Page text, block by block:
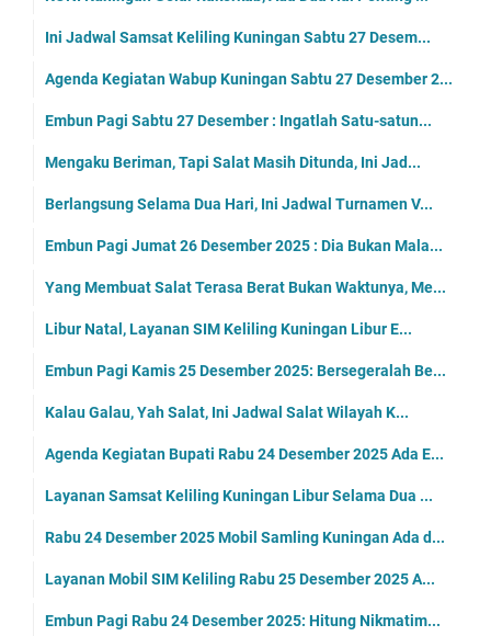
Ini Jadwal Samsat Keliling Kuningan Sabtu 27 Desem...
Agenda Kegiatan Wabup Kuningan Sabtu 27 Desember 2...
Embun Pagi Sabtu 27 Desember : Ingatlah Satu-satun...
Mengaku Beriman, Tapi Salat Masih Ditunda, Ini Jad...
Berlangsung Selama Dua Hari, Ini Jadwal Turnamen V...
Embun Pagi Jumat 26 Desember 2025 : Dia Bukan Mala...
Yang Membuat Salat Terasa Berat Bukan Waktunya, Me...
Libur Natal, Layanan SIM Keliling Kuningan Libur E...
Embun Pagi Kamis 25 Desember 2025: Bersegeralah Be...
Kalau Galau, Yah Salat, Ini Jadwal Salat Wilayah K...
Agenda Kegiatan Bupati Rabu 24 Desember 2025 Ada E...
Layanan Samsat Keliling Kuningan Libur Selama Dua ...
Rabu 24 Desember 2025 Mobil Samling Kuningan Ada d...
Layanan Mobil SIM Keliling Rabu 25 Desember 2025 A...
Embun Pagi Rabu 24 Desember 2025: Hitung Nikmatim...